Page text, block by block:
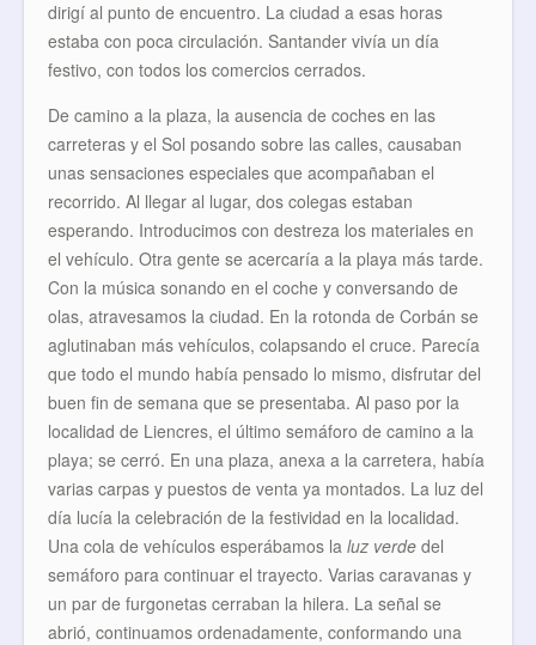
dirigí al punto de encuentro. La ciudad a esas horas
estaba con poca circulación. Santander vivía un día
festivo, con todos los comercios cerrados.
De camino a la plaza, la ausencia de coches en las
carreteras y el Sol posando sobre las calles, causaban
unas sensaciones especiales que acompañaban el
recorrido. Al llegar al lugar, dos colegas estaban
esperando. Introducimos con destreza los materiales en
el vehículo. Otra gente se acercaría a la playa más tarde.
Con la música sonando en el coche y conversando de
olas, atravesamos la ciudad. En la rotonda de Corbán se
aglutinaban más vehículos, colapsando el cruce. Parecía
que todo el mundo había pensado lo mismo, disfrutar del
buen fin de semana que se presentaba. Al paso por la
localidad de Liencres, el último semáforo de camino a la
playa; se cerró. En una plaza, anexa a la carretera, había
varias carpas y puestos de venta ya montados. La luz del
día lucía la celebración de la festividad en la localidad.
Una cola de vehículos esperábamos la luz verde del
semáforo para continuar el trayecto. Varias caravanas y
un par de furgonetas cerraban la hilera. La señal se
abrió, continuamos ordenadamente, conformando una